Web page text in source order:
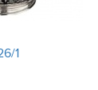
1